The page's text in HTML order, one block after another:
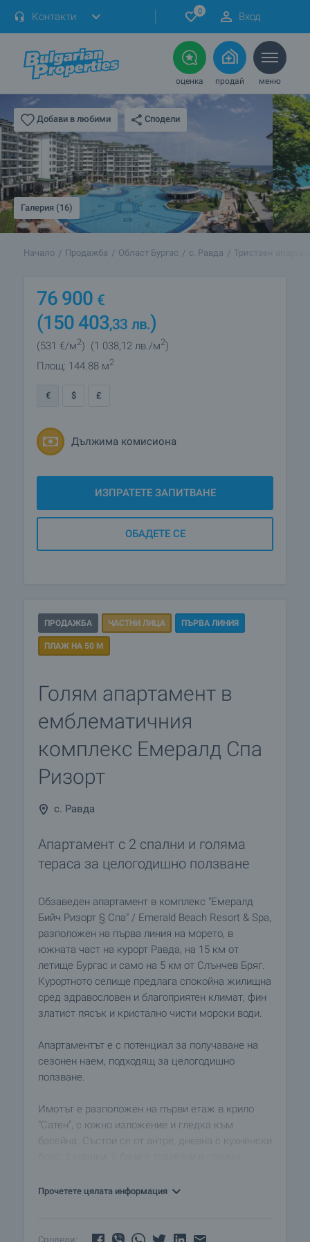
Контакти 0 Вход
оценка продай меню
Добави в любими Сподели
Галерия (16)
Начало Продажба Област Бургас с. Равда Тристаен
76 900 €
(150 403,33 лв.)
(531 €/м2) (1 038,12 лв./м2)
Площ: 144.88 м2
€ $ £
Дължима комисиона
ИЗПРАТЕТЕ ЗАПИТВАНЕ
ОБАДЕТЕ СЕ
ПРОДАЖБА ЧАСТНИ ЛИЦА ПЪРВА ЛИНИЯ
ПЛАЖ НА 50 М
Голям апартамент в
емблематичния
комплекс Емералд Спа
Ризорт
с. Равда
Апартамент с 2 спални и голяма
тераса за целогодишно ползване
Обзаведен апартамент в комплекс "Емералд
Бийч Ризорт § Спа" / Emerald Beach Resort & Spa,
разположен на първа линия на морето, в
южната част на курорт Равда, на 15 км от
летище Бургас и само на 5 км от Слънчев Бряг.
Курортното селище предлага спокойна жилищна
сред здравословен и благоприятен климат, фин
златист пясък и кристално чисти морски води.
Апартаментът е с потенциал за получаване на
сезонен наем, подходящ за целогодишно
ползване.
Имотът е разположен на първи етаж в крило
"Сатен", с южно изложение и гледка към
басейна. Състои се от антре, дневна с кухненски
• под с теракота
Прочетете цялата информация
Сподели: